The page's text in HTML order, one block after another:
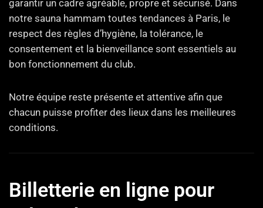
garantir un cadre agréable, propre et sécurisé. Dans
notre sauna hammam toutes tendances à Paris, le
respect des règles d’hygiène, la tolérance, le
consentement et la bienveillance sont essentiels au
bon fonctionnement du club.
Notre équipe reste présente et attentive afin que
chacun puisse profiter des lieux dans les meilleures
conditions.
Billetterie en ligne pour